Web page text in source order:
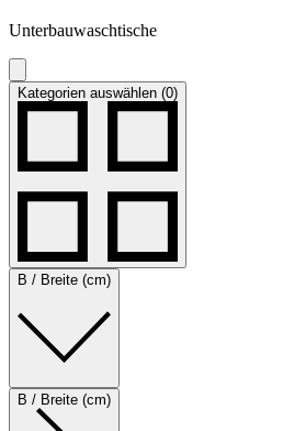
Unterbauwaschtische
Kategorien auswählen (0)
B / Breite (cm)
B / Breite (cm)